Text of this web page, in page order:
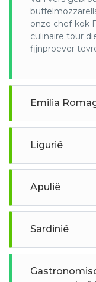
onze chef-kok
culinaire tour
fijnproever
Emilia
Ligurië
Apulië
Sardinië